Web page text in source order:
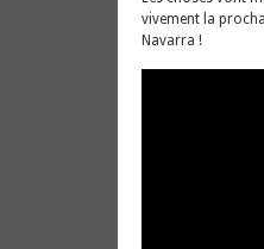
vivement la
Navarra !